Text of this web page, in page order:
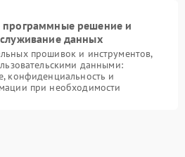
решение и
данных
прошивок и инструментов,
данными:
конфиденциальность и
при необходимости